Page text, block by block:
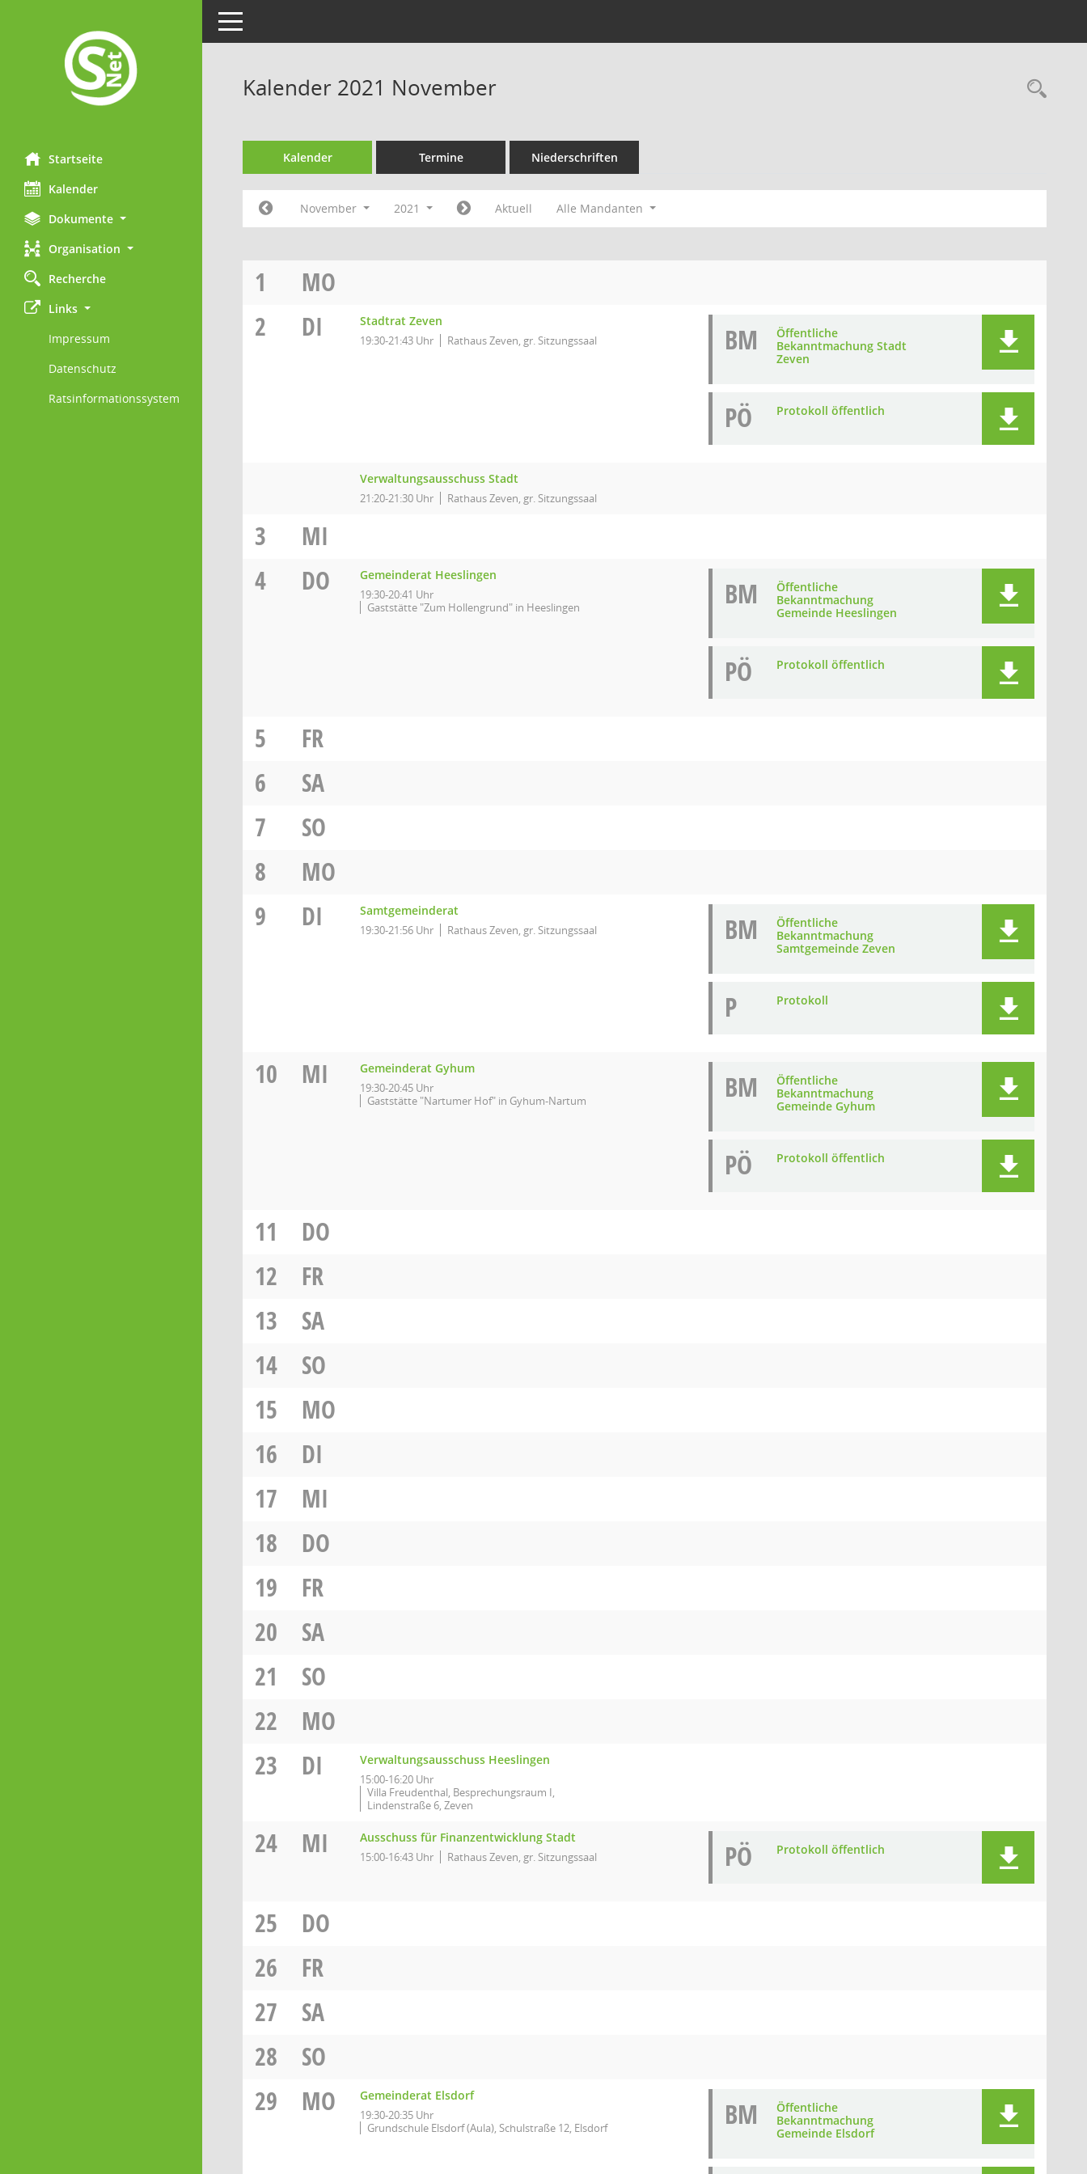
Startseite
Kalender
Dokumente
Organisation
Recherche
Links
Impressum
Datenschutz
Ratsinformationssystem
Toggle navigation
Kalender 2021 November
Kalender Termine Niederschriften
November 2021 Aktuell Alle Mandanten
1
MO
2
DI Stadtrat Zeven
19:30-21:43 Uhr Rathaus Zeven, gr. Sitzungssaal BM
Öffentliche
Bekanntmachung Stadt
Zeven
PÖ Protokoll öffentlich
Verwaltungsausschuss Stadt
21:20-21:30 Uhr Rathaus Zeven, gr. Sitzungssaal
3
MI
4
DO Gemeinderat Heeslingen
19:30-20:41 Uhr
Gaststätte "Zum Hollengrund" in Heeslingen
BM
Öffentliche
Bekanntmachung
Gemeinde Heeslingen
PÖ Protokoll öffentlich
5
FR
6
SA
7
SO
8
MO
9
DI Samtgemeinderat
19:30-21:56 Uhr Rathaus Zeven, gr. Sitzungssaal BM
Öffentliche
Bekanntmachung
Samtgemeinde Zeven
P Protokoll
10 MI Gemeinderat Gyhum
19:30-20:45 Uhr
Gaststätte "Nartumer Hof" in Gyhum-Nartum
BM
Öffentliche
Bekanntmachung
Gemeinde Gyhum
PÖ Protokoll öffentlich
11
DO
12
FR
13
SA
14
SO
15
MO
16
DI
17
MI
18
DO
19
FR
20
SA
21
SO
22
MO
23
DI Verwaltungsausschuss Heeslingen
15:00-16:20 Uhr
Villa Freudenthal, Besprechungsraum I,
Lindenstraße 6, Zeven
24 MI Ausschuss für Finanzentwicklung Stadt
15:00-16:43 Uhr Rathaus Zeven, gr. Sitzungssaal PÖ Protokoll öffentlich
25
DO
26
FR
27
SA
28
SO
29
MO Gemeinderat Elsdorf
19:30-20:35 Uhr
Grundschule Elsdorf (Aula), Schulstraße 12, Elsdorf
BM
Öffentliche
Bekanntmachung
Gemeinde Elsdorf